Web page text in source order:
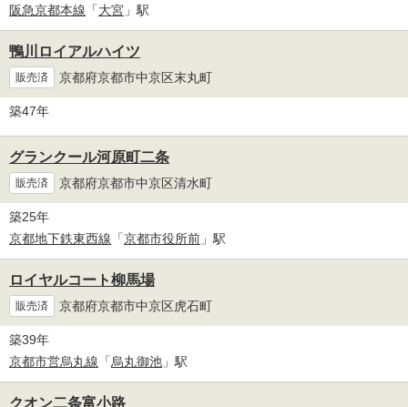
阪急京都本線 「大宮 」駅
鴨川ロイアルハイツ
販売済 京都府京都市中京区末丸町
築47年
グランクール河原町二条
販売済 京都府京都市中京区清水町
築25年
京都地下鉄東西線 「京都市役所前 」駅
ロイヤルコート柳馬場
販売済 京都府京都市中京区虎石町
築39年
京都市営烏丸線 「烏丸御池 」駅
クオン二条富小路